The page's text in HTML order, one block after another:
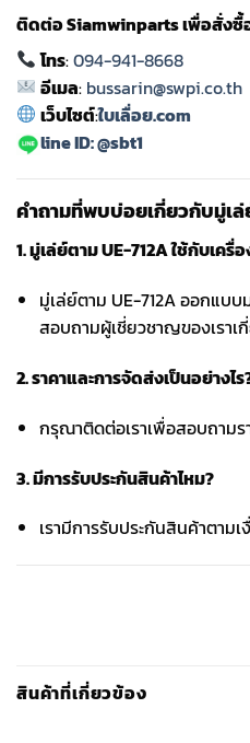
ติดต่อ Siamwinparts เพื่อสั่ง
โทร:094-941-8668
อีเมล: bussarin@swpi.co.th
เว็บไซต์:ใบเลื่อย.com
line ID: @sbt1
คำถามที่พบบ่อยเกี่ยวกับมู่เล่
1. มู่เล่ย์ตาม UE-712A ใช้กับเครื่
มู่เล่ย์ตาม UE-712A ออกแบ
สอบถามผู้เชี่ยวชาญของเราเ
2. ราคาและการจัดส่งเป็นอย่างไร
กรุณาติดต่อเราเพื่อสอบถามร
3. มีการรับประกันสินค้าไหม?
เรามีการรับประกันสินค้าตาม
สินค้าที่เกี่ยวข้อง